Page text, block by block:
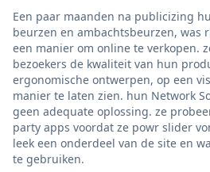
Een paar maanden na publicizing
beurzen en ambachtsbeurzen, was
een manier om online te verkopen.
bezoekers de kwaliteit van hun
ergonomische ontwerpen, op een
manier te laten zien. hun Network
geen adequate oplossing. ze
party apps voordat ze powr slider
leek een onderdeel van de site en
te gebruiken.